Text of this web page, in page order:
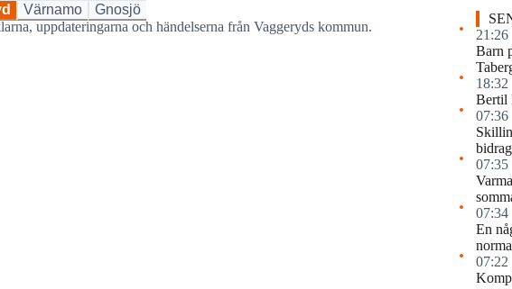
Värnamo
Gnosjö
uppdateringarna och händelserna från Vaggeryds kommun.
21:26
Barn
18:32
Bertil
07:36
07:35
07:34
En
07:22